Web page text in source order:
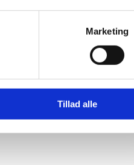
Marketing
Tillad alle